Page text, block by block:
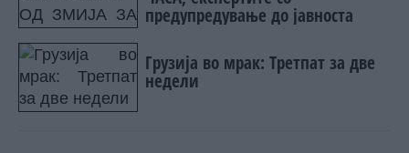
предупредување до јавноста
Грузија во мрак: Третпат за две
недели